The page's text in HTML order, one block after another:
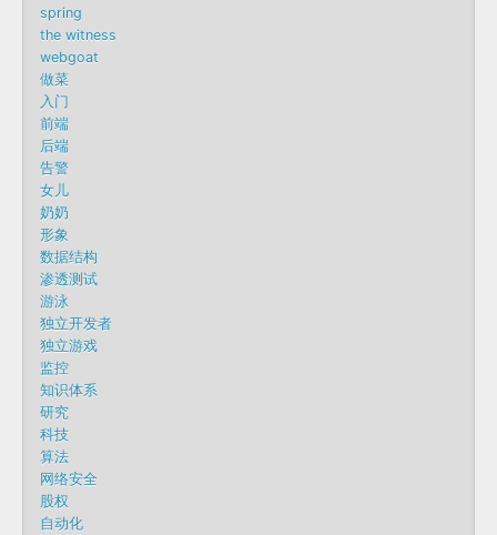
spring
the witness
webgoat
做菜
入门
前端
后端
告警
女儿
奶奶
形象
数据结构
渗透测试
游泳
独立开发者
独立游戏
监控
知识体系
研究
科技
算法
网络安全
股权
自动化